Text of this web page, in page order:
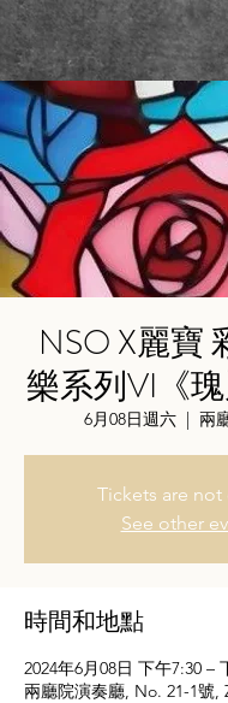
NSO X麗寶
樂系列VI《瑰
6月08日週六
  |
兩
Tickets are not
See other
時間和地點
2024年6月08日 下午7:30 –
兩廳院演奏廳, No. 21-1號,